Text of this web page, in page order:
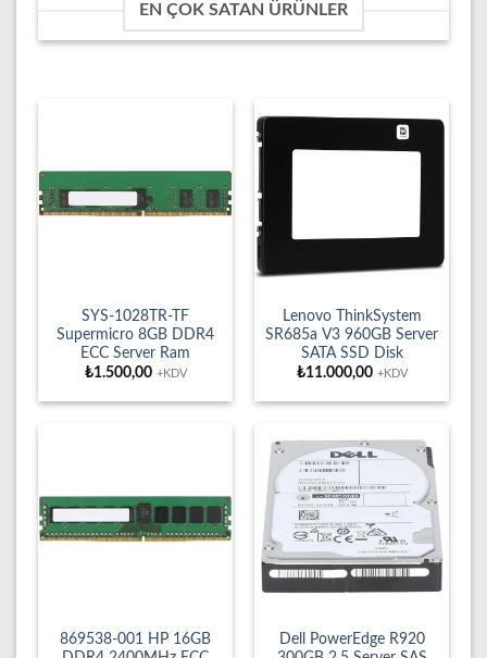
EN ÇOK SATAN ÜRÜNLER
SYS-1028TR-TF
Supermicro 8GB DDR4
ECC Server Ram
₺1.500,00 +KDV
Lenovo ThinkSystem
SR685a V3 960GB Server
SATA SSD Disk
₺11.000,00 +KDV
869538-001 HP 16GB
Dell PowerEdge R920